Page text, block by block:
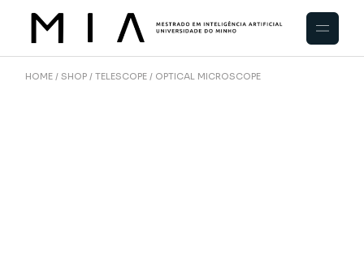
HOME SHOP TELESCOPE OPTICAL MICROSCOPE